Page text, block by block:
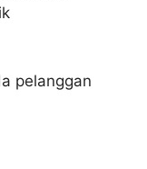
pelanggan